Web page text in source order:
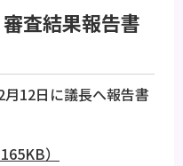
査結果報告書
12日に議長へ報告書
）